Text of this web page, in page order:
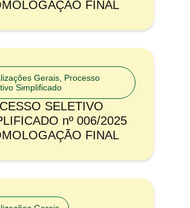
FINAL
Gerais Processo
Simplificado
SELETIVO
nº 006/2025
FINAL